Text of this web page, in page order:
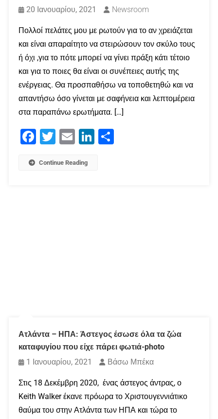
20 Ιανουαρίου, 2021
Newsroom
Πολλοί πελάτες μου με ρωτούν για το αν χρειάζεται
και είναι απαραίτητο να στειρώσουν τον σκύλο τους
ή όχι ,για το πότε μπορεί να γίνει πράξη κάτι τέτοιο
και για το ποιες θα είναι οι συνέπειες αυτής της
ενέργειας. Θα προσπαθήσω να τοποθετηθώ και να
απαντήσω όσο γίνεται με σαφήνεια και λεπτομέρεια
στα παραπάνω ερωτήματα. […]
Facebook
Twitter Email LinkedIn
Continue Reading
Ατλάντα – ΗΠΑ: Άστεγος έσωσε όλα τα ζώα
καταφυγίου που είχε πάρει φωτιά-photo
1 Ιανουαρίου, 2021
Βάσω Μπέκα
Στις 18 Δεκέμβρη 2020, ένας άστεγος άντρας, ο
Keith Walker έκανε πρόωρα το Χριστουγεννιάτικο
θαύμα του στην Ατλάντα των ΗΠΑ και τώρα το